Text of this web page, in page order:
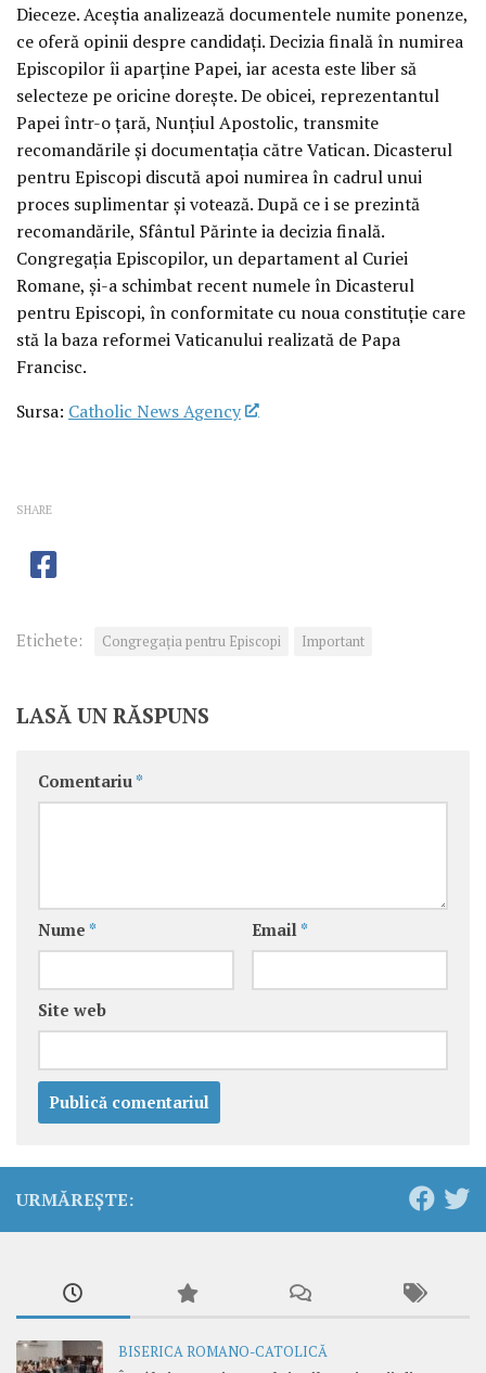
Dieceze. Aceștia analizează documentele numite ponenze,
ce oferă opinii despre candidați. Decizia finală în numirea
Episcopilor îi aparține Papei, iar acesta este liber să
selecteze pe oricine dorește. De obicei, reprezentantul
Papei într-o țară, Nunțiul Apostolic, transmite
recomandările și documentația către Vatican. Dicasterul
pentru Episcopi discută apoi numirea în cadrul unui
proces suplimentar și votează. După ce i se prezintă
recomandările, Sfântul Părinte ia decizia finală.
Congregația Episcopilor, un departament al Curiei
Romane, și-a schimbat recent numele în Dicasterul
pentru Episcopi, în conformitate cu noua constituție care
stă la baza reformei Vaticanului realizată de Papa
Francisc.
Sursa: Catholic News Agency
SHARE
Etichete: Congregaţia pentru Episcopi Important
LASĂ UN RĂSPUNS
Comentariu *
Nume * Email *
Site web
URMĂREȘTE:
BISERICA ROMANO-CATOLICĂ